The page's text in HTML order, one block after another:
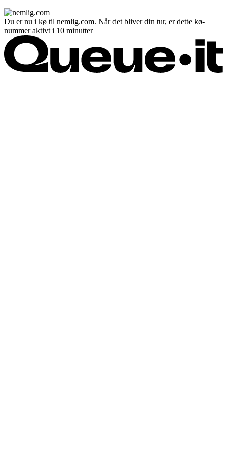
Du er nu i kø til nemlig.com. Når det bliver din tur, er dette kø-
nummer aktivt i 10 minutter